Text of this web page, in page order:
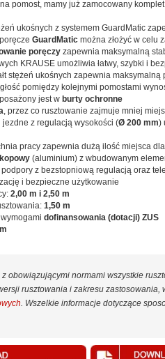
pomost, mamy już zamocowany
ukośnych z systemem GuardMatic
GuardMaticmożna złożyć w celu
poręczyzapewnia maksymalną
KRAUSE umożliwia łatwy, szybki i
stężeń ukośnych zapewnia
pomiędzy kolejnymi pomostami
jest w burty ochronne
, przez co rusztowanie zajmuje mniej
z regulacją wysokości (Ø 200 mm)
pracy zapewnia dużą ilość miejsca
(aluminium) z wbudowanym
z bezstopniową regulacją oraz
i bezpieczne użytkowanie
2,00 m i 2,50 m
1,50 m
dofinansowania (dotacji) ZUS
obowiązującymi normami wszystkie
rusztowania i zakresu
. Wszelkie informacje dotyczące